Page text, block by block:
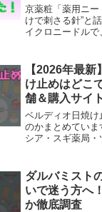
京薬粧「薬用ニー
けで刺さる針”と
イクロニードル
感肌でも使いや
査。肌の調子を
成分配合の「ニ
気！
【2026年最
け止めはどこ
舗＆購入サイ
ベルディオ日焼
のかまとめてい
シア・スギ薬局
販売があるかど
い方法について
す。
ダルバミスト
いで迷う方へ
か徹底調査